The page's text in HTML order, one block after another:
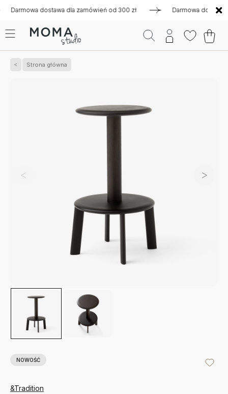
dostawa dla zamówień od 300 zł Darmowa dostawa dla
Strona główna
NOWOŚĆ
&Tradition